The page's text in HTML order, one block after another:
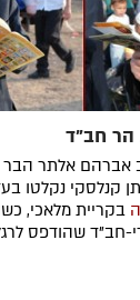
הר חב"ד
אברהם אלתר הבר
קנלסקי נקלטו
בקריית מלאכי,
חב"ד שהודפס